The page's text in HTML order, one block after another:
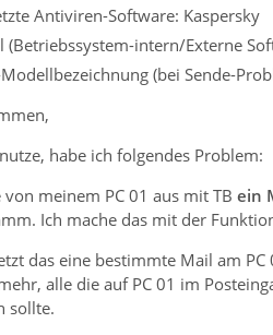
Antiviren-Software: Kaspersky
(Betriebssystem-intern/Externe
(bei Sende-
habe ich folgendes Problem:
meinem PC 01 aus mit TB ein
Ich mache das mit der
das eine bestimmte Mail am
alle die auf PC 01 im
sollte.